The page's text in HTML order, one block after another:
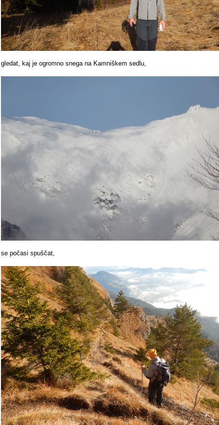
gledat, kaj je ogromno snega na Kamniškem sedlu,
se počasi spuščat,